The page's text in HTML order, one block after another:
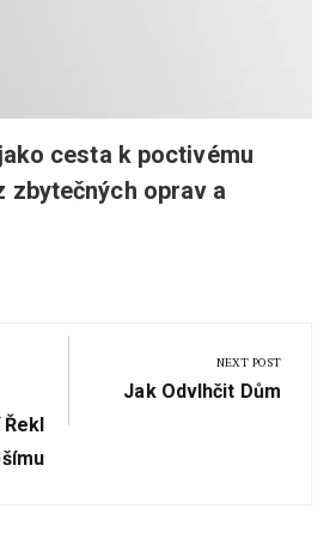
cesta k poctivému
zbytečných oprav a
NEXT POST
Next
Jak Odvlhčit Dům